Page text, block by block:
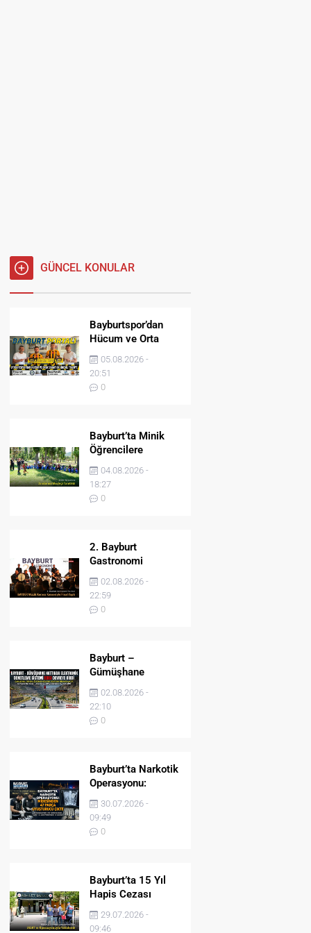
GÜNCEL KONULAR
Bayburtspor’dan
Hücum ve Orta
Sahaya İki Önemli
Takviye
05.08.2026 -
20:51
0
Bayburt’ta Minik
Öğrencilere
Jandarma Mesleği
Tanıtıldı
04.08.2026 -
18:27
0
2. Bayburt
Gastronomi
Festivali BAYDER
Müzik Korosu
Konseriyle Final
Yaptı
02.08.2026 -
22:59
0
Bayburt –
Gümüşhane
Hattında Elektronik
Denetleme Sistemi
(EDS) Devreye Girdi
02.08.2026 -
22:10
0
Bayburt’ta Narkotik
Operasyonu:
Midesinden 47
Parça Uyuşturucu
Çıktı!
30.07.2026 -
09:49
0
Bayburt’ta 15 Yıl
Hapis Cezası
Bulunan Şahıs
JASAT’ın
29.07.2026 -
09:46